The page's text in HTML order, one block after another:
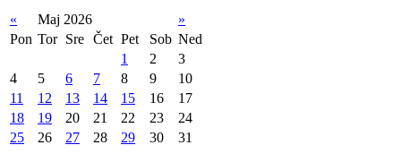
« Maj 2026
»
Pon Tor Sre Čet Pet Sob Ned
1
2
3
4
5 6 7 8 9
10
11
12 13 14 15 16
17
18
19 20 21 22 23
24
25
26 27 28 29 30 31